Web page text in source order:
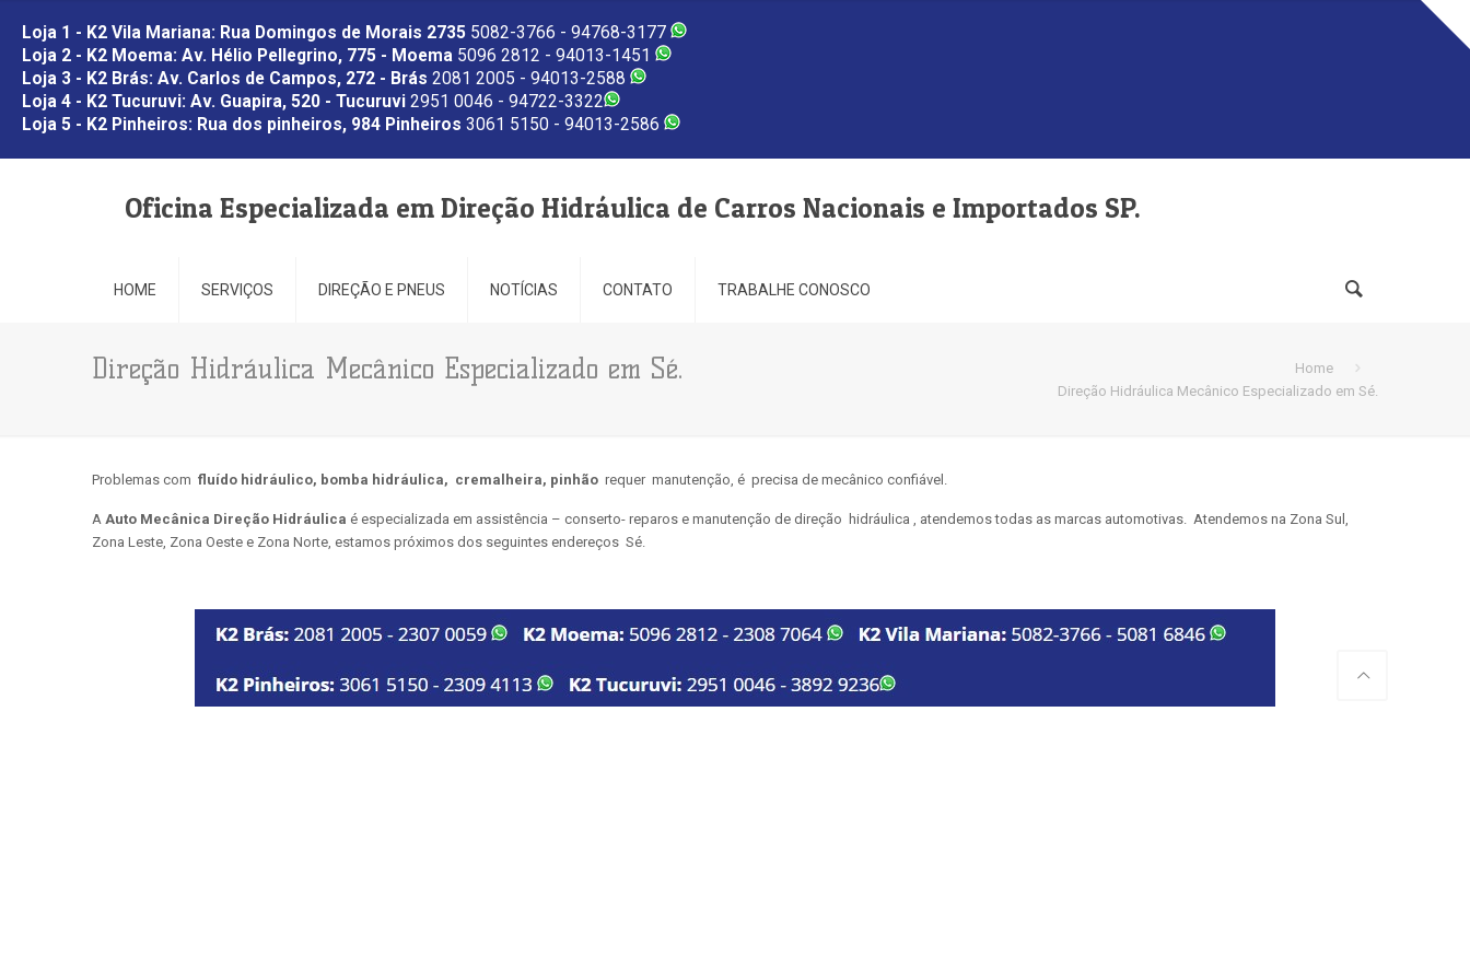
Loja 1 - K2 Vila Mariana: Rua Domingos de Morais 2735 5082-3766 - 94768-3177
Loja 2 - K2 Moema: Av. Hélio Pellegrino, 775 - Moema 5096 2812 - 94013-1451
Loja 3 - K2 Brás: Av. Carlos de Campos, 272 - Brás 2081 2005 - 94013-2588
Loja 4 - K2 Tucuruvi: Av. Guapira, 520 - Tucuruvi 2951 0046 - 94722-3322
Loja 5 - K2 Pinheiros: Rua dos pinheiros, 984 Pinheiros 3061 5150 - 94013-2586
Oficina Especializada em Direção Hidráulica de Carros Nacionais e Importados SP.
HOME SERVIÇOS DIREÇÃO E PNEUS NOTÍCIAS CONTATO TRABALHE CONOSCO
Direção Hidráulica Mecânico Especializado em Sé.
Home
Direção Hidráulica Mecânico Especializado em Sé.
Problemas com fluído hidráulico, bomba hidráulica, cremalheira, pinhão requer manutenção, é precisa de mecânico confiável.
A Auto Mecânica Direção Hidráulica é especializada em assistência – conserto- reparos e manutenção de direção hidráulica , atendemos todas as marcas automotivas. Atendemos na Zona Sul,
Zona Leste, Zona Oeste e Zona Norte, estamos próximos dos seguintes endereços Sé.